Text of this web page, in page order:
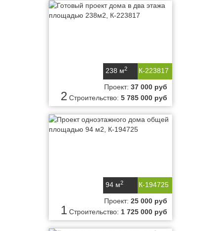
К-223817
238 м2
2
Проект: 37 000 руб
Строительство: 5 785 000 руб
К-194725
94 м2
1
Проект: 25 000 руб
Строительство: 1 725 000 руб